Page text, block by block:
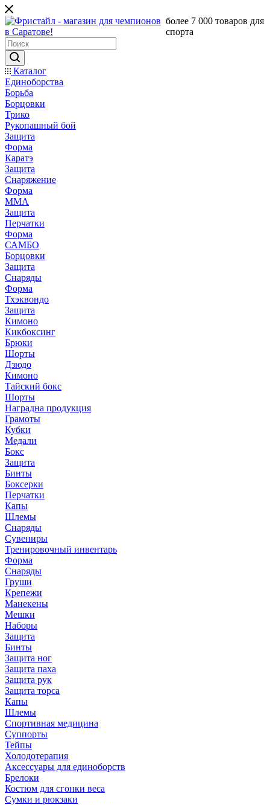
более 7 000 товаров для
спорта
Каталог
Единоборства
Борьба
Борцовки
Трико
Рукопашный бой
Защита
Форма
Каратэ
Защита
Снаряжение
Форма
ММА
Защита
Перчатки
Форма
САМБО
Борцовки
Защита
Снаряды
Форма
Тхэквондо
Защита
Кимоно
Кикбоксинг
Брюки
Шорты
Дзюдо
Кимоно
Тайский бокс
Шорты
Наградна продукция
Грамоты
Кубки
Медали
Бокс
Защита
Бинты
Боксерки
Перчатки
Капы
Шлемы
Снаряды
Сувениры
Тренировочный инвентарь
Форма
Снаряды
Груши
Крепежи
Манекены
Мешки
Наборы
Защита
Бинты
Защита ног
Защита паха
Защита рук
Защита торса
Капы
Шлемы
Спортивная медицина
Суппорты
Тейпы
Холодотерапия
Аксессуары для единоборств
Брелоки
Костюм для сгонки веса
Сумки и рюкзаки